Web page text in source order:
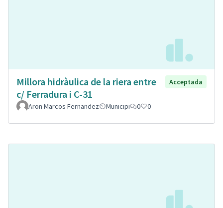
Millora hidràulica de la riera entre
c/ Ferradura i C-31
Acceptada
Aron Marcos Fernandez Municipi 0 0